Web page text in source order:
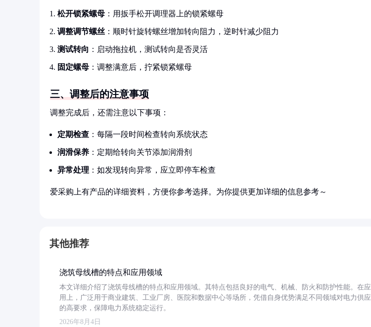
松开锁紧螺母 ：用扳手松开调理器上的锁紧螺母
调整调节螺丝 ：顺时针旋转螺丝增加转向阻力，逆时针减少阻力
测试转向 ：启动拖拉机，测试转向是否灵活
固定螺母 ：调整满意后，拧紧锁紧螺母
三、调整后的注意事项
调整完成后，还需注意以下事项：
定期检查 ：每隔一段时间检查转向系统状态
润滑保养 ：定期给转向关节添加润滑剂
异常处理 ：如发现转向异常，应立即停车检查
爱采购上有产品的详细资料，方便你参考选择。为你提供更加详细的信息参考～
其他推荐
浇筑母线槽的特点和应用领域
本文详细介绍了浇筑母线槽的特点和应用领域。其特点包括良好的电气、机械、防火和防护性能。在应
用上，广泛用于商业建筑、工业厂房、医院和数据中心等场所，凭借自身优势满足不同领域对电力供应
的高要求，保障电力系统稳定运行。
2026年8月4日